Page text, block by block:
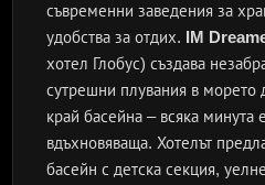
съвременни заведения за
удобства за отдих. IM
хотел Глобус) създава
сутрешни плувания в морето
край басейна – всяка минута
вдъхновяваща. Хотелът
басейн с детска секция,